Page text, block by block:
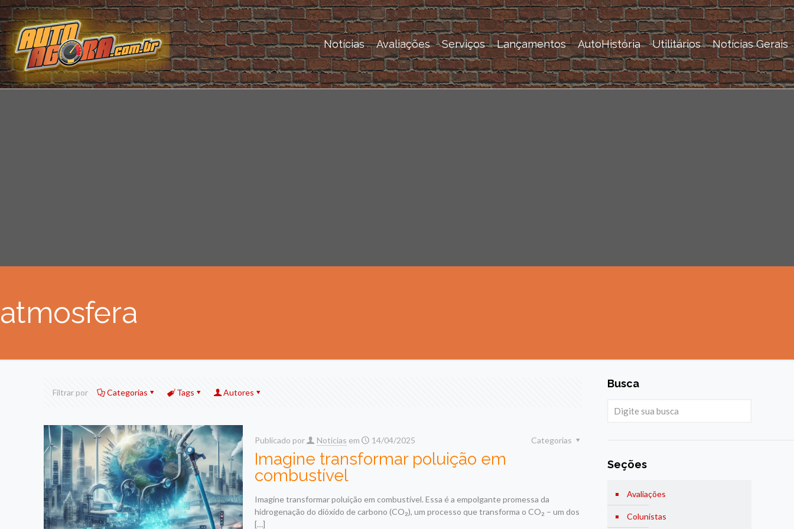
Notícias Avaliações Serviços Lançamentos AutoHistória Utilitários Notícias Gerais
atmosfera
Filtrar por Categorias Tags Autores
Publicado por Noticias em 14/04/2025 Categorias
Imagine transformar poluição em
combustível
Imagine transformar poluição em combustível. Essa é a empolgante promessa da
hidrogenação do dióxido de carbono (CO₂), um processo que transforma o CO₂ – um dos
[…]
Busca
Seções
Avaliações
Colunistas